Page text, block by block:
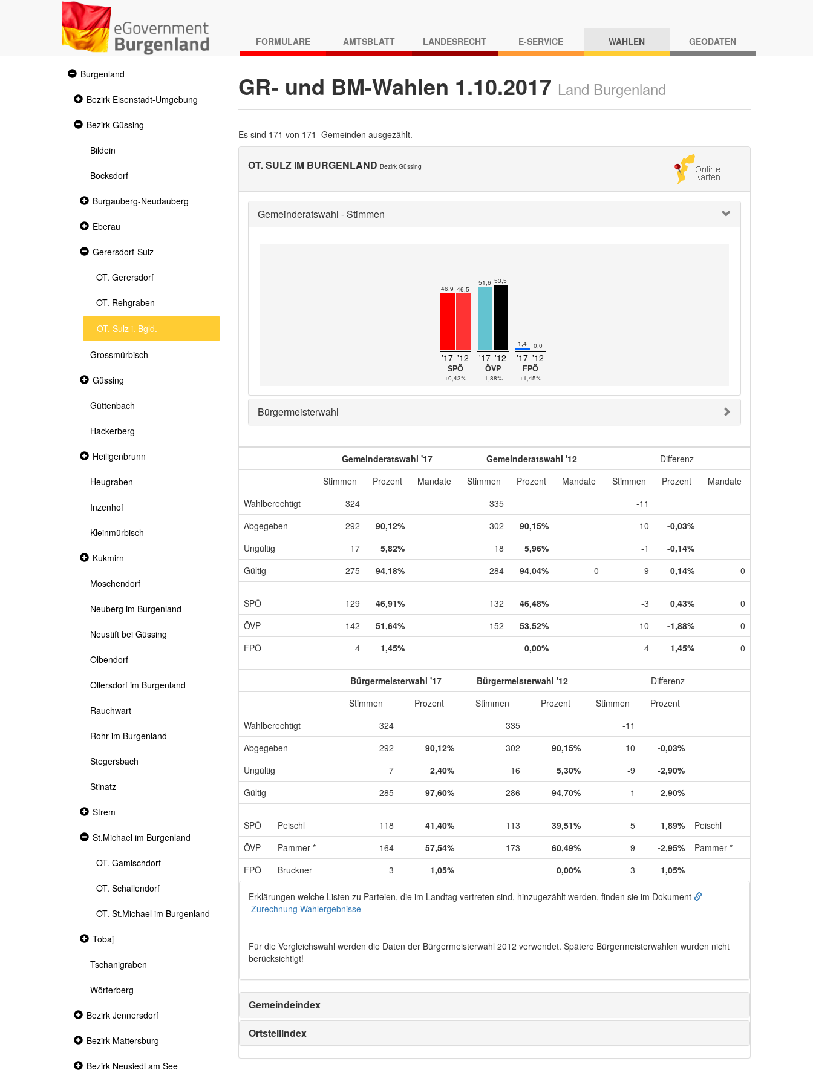
FORMULARE AMTSBLATT LANDESRECHT E-SERVICE WAHLEN GEODATEN
Expanded
section
Burgenland
Collapsed
Bezirk Eisenstadt-Umgebung
Expanded
Bezirk Güssing
Bildein
Bocksdorf
Collapsed
section
Burgauberg-Neudauberg
Collapsed
Eberau
Expanded
Gerersdorf-Sulz
OT. Gerersdorf
OT. Rehgraben
OT. Sulz i. Bgld.
Grossmürbisch
Collapsed
Güssing
Güttenbach
Hackerberg
Collapsed
section
Heiligenbrunn
Heugraben
Inzenhof
Kleinmürbisch
Collapsed
Kukmirn
Moschendorf
Neuberg im Burgenland
Neustift bei Güssing
Olbendorf
Ollersdorf im Burgenland
Rauchwart
Rohr im Burgenland
Stegersbach
Stinatz
Collapsed
Strem
Expanded
St.Michael im Burgenland
OT. Gamischdorf
OT. Schallendorf
OT. St.Michael im Burgenland
Collapsed
section
Tobaj
Tschanigraben
Wörterberg
Collapsed
Bezirk Jennersdorf
Collapsed
Bezirk Mattersburg
Collapsed
Bezirk Neusiedl am See
GR- und BM-Wahlen 1.10.2017 Land Burgenland
Es sind 171 von 171 Gemeinden ausgezählt.
OT. SULZ IM BURGENLAND Bezirk Güssing
Gemeinderatswahl - Stimmen
46,9 46,5
'17 '12
SPÖ
+0,43%
51,6 53,5
'17 '12
ÖVP
-1,88%
1,4 0,0
'17 '12
FPÖ
+1,45%
Bürgermeisterwahl
Gemeinderatswahl '17 Gemeinderatswahl '12
Differenz
Stimmen
Prozent Mandate Stimmen Prozent Mandate Stimmen Prozent
Mandate
Wahlberechtigt
324 335
-11
Abgegeben
292 90,12% 302 90,15% -10
-0,03%
Ungültig
17 5,82% 18 5,96% -1
-0,14%
Gültig
275 94,18% 284 94,04% 0 -9 0,14% 0
SPÖ 129 46,91% 132 46,48% -3 0,43%
0
ÖVP
142 51,64% 152 53,52% -10 -1,88%
0
FPÖ
4 1,45% 0,00% 4 1,45% 0
Bürgermeisterwahl '17 Bürgermeisterwahl '12
Differenz
Stimmen
Prozent Stimmen Prozent Stimmen
Prozent
Wahlberechtigt
324 335
-11
Abgegeben
292 90,12% 302 90,15% -10
-0,03%
Ungültig
7 2,40% 16 5,30% -9
-2,90%
Gültig
285 97,60% 286 94,70% -1 2,90%
SPÖ Peischl 118 41,40% 113 39,51% 5 1,89%
Peischl
ÖVP
Pammer * 164 57,54% 173 60,49% -9 -2,95%
Pammer *
FPÖ
Bruckner 3 1,05% 0,00% 3 1,05%
Erklärungen welche Listen zu Parteien, die im Landtag vertreten sind, hinzugezählt werden, finden sie im Dokument
Zurechnung Wahlergebnisse
Für die Vergleichswahl werden die Daten der Bürgermeisterwahl 2012 verwendet. Spätere Bürgermeisterwahlen wurden nicht
berücksichtigt!
Gemeindeindex
Ortsteilindex